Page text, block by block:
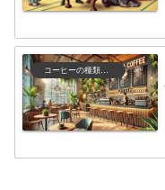
コーヒーの種類と特徴